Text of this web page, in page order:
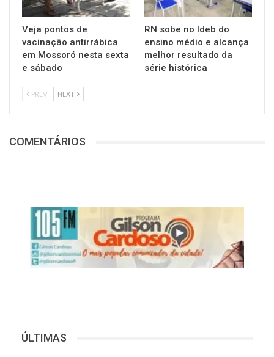
Veja pontos de
vacinação antirrábica
em Mossoró nesta sexta
e sábado
RN sobe no Ideb do
ensino médio e alcança
melhor resultado da
série histórica
PREV NEXT
COMENTÁRIOS
ÚLTIMAS